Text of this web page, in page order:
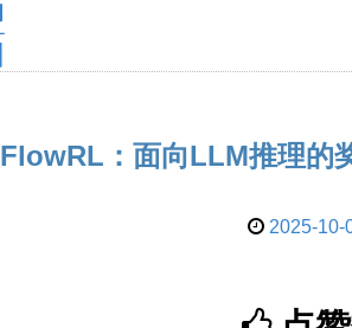
FlowRL：面向LLM推理的
2025-10-